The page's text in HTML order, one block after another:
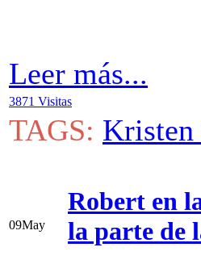
Leer más...
3871 Visitas
TAGS: Kristen
09May
Robert en
la parte de